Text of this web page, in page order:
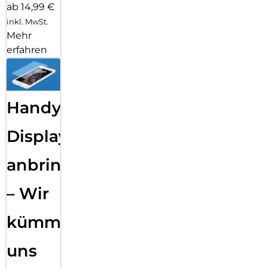
ab 14,99 €
inkl. MwSt.
Mehr
erfahren
Handy
Displayfolie
anbringen
– Wir
kümmern
uns